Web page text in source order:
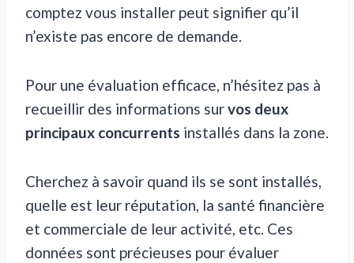
comptez vous installer peut signifier qu’il
n’existe pas encore de demande.
Pour une évaluation efficace, n’hésitez pas à
recueillir des informations survos deux
principaux concurrents installés dans la zone.
Cherchez à savoir quand ils se sont installés,
quelle est leur réputation, la santé financière
et commerciale de leur activité, etc. Ces
données sont précieuses pour évaluer